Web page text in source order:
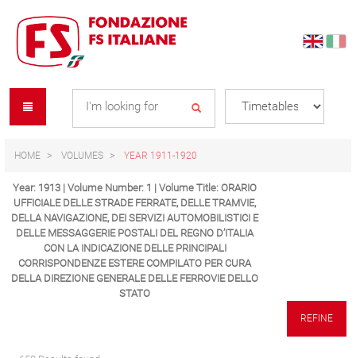
content
navigation
menu
HOME VOLUMES YEAR 1911-1920
Year: 1913 | Volume Number: 1 | Volume Title: ORARIO
UFFICIALE DELLE STRADE FERRATE, DELLE TRAMVIE,
DELLA NAVIGAZIONE, DEI SERVIZI AUTOMOBILISTICI E
DELLE MESSAGGERIE POSTALI DEL REGNO D’ITALIA
CON LA INDICAZIONE DELLE PRINCIPALI
CORRISPONDENZE ESTERE COMPILATO PER CURA
DELLA DIREZIONE GENERALE DELLE FERROVIE DELLO
STATO
REFINE